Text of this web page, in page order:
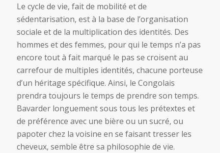
Le cycle de vie, fait de mobilité et de
sédentarisation, est à la base de l’organisation
sociale et de la multiplication des identités. Des
hommes et des femmes, pour qui le temps n’a pas
encore tout à fait marqué le pas se croisent au
carrefour de multiples identités, chacune porteuse
d’un héritage spécifique. Ainsi, le Congolais
prendra toujours le temps de prendre son temps.
Bavarder longuement sous tous les prétextes et
de préférence avec une bière ou un sucré, ou
papoter chez la voisine en se faisant tresser les
cheveux, semble être sa philosophie de vie.